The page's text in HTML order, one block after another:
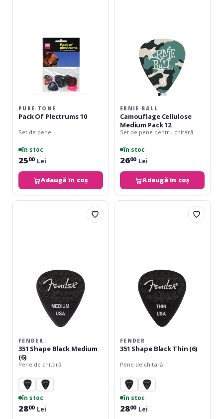
PURE TONE
Pack Of Plectrums 10
Set de pene
în stoc
2500 Lei
Adaugă în coș
ERNIE BALL
Camouflage Cellulose
Medium Pack 12
Set de pene pentru chitară
în stoc
2600 Lei
Adaugă în coș
Fender
FENDER
351 Shape Black Medium
(6)
Pene de chitară
în stoc
2800 Lei
Fender
FENDER
351 Shape Black Thin (6)
Pene de chitară
în stoc
2800 Lei